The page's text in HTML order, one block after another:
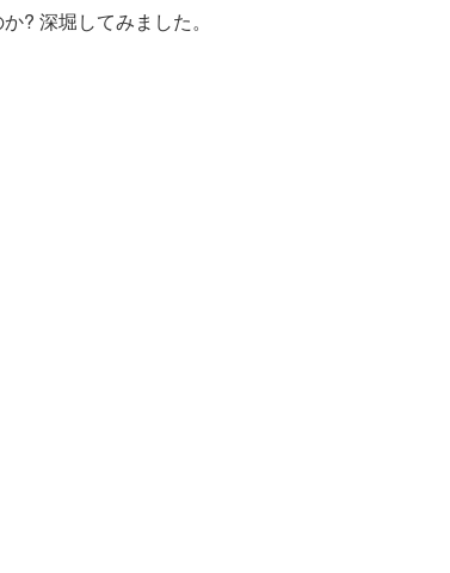
? 深堀してみました。